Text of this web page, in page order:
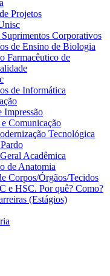
Projetos
Suprimentos Corporativos
de Ensino de Biologia
Farmacêutico de
de Informática
Impressão
Comunicação
Tecnológica
Acadêmica
de Anatomia
Corpos/Órgãos/Tecidos
e HSC. Por quê? Como?
(Estágios)